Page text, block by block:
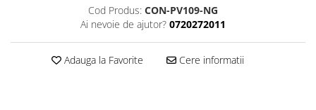
Cod Produs: CON-PV109-NG
Ai nevoie de ajutor? 0720272011
Adauga la Favorite Cere informatii